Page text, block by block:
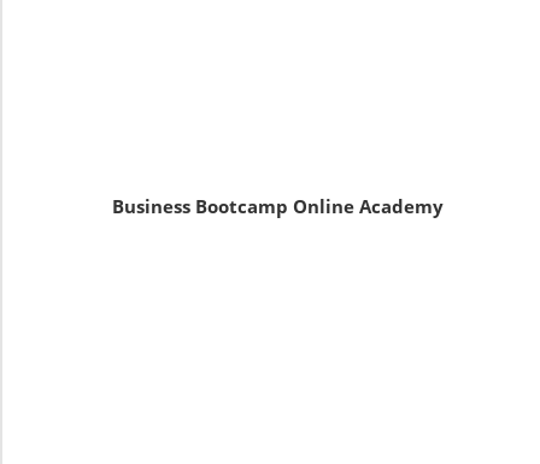
Business Bootcamp Online Academy